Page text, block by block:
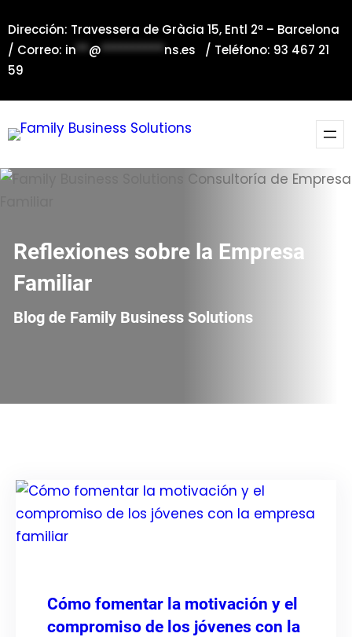
al
contenido
Dirección: Travessera de Gràcia 15, Entl 2ª – Barcelona
/ Correo: in**@**********ns.es / Teléfono: 93 467 21
59
Reflexiones sobre la Empresa
Familiar
Blog de Family Business Solutions
Cómo fomentar la motivación y el
compromiso de los jóvenes con la